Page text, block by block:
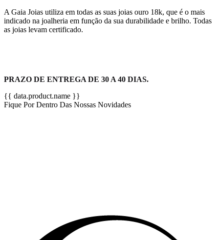
A Gaia Joias utiliza em todas as suas joias ouro 18k, que é o mais
indicado na joalheria em função da sua durabilidade e brilho. Todas
as joias levam certificado.
PRAZO DE ENTREGA DE 30 A 40 DIAS.
{{ data.product.name }}
Fique Por Dentro Das Nossas Novidades